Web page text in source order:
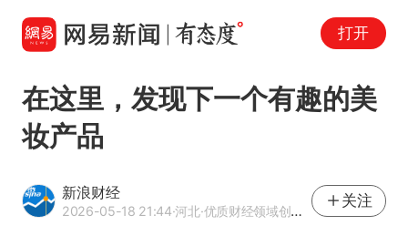
打开
在这里，发现下一个有趣的美
妆产品
新浪财经
2026-05-18 21:44·河北·优质财经领域创作者
关注